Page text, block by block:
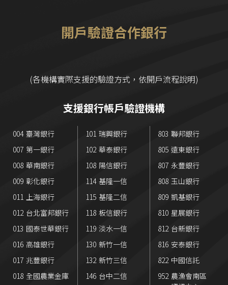
請準備彩色且清晰的中華民國身分證、健保卡，如果
沒有健保卡也可使用駕照或護照，並請確認你提供的
開戶驗證合作銀行
(各機構實際支援的驗證方式，依開戶流程說明)
支援銀行帳戶驗證機構
004 臺灣銀行
007 第一銀行
008 華南銀行
009 彰化銀行
011
上海銀行
012 台北富邦銀行
013 國泰世華銀行
016 高雄銀行
017 兆豐銀行
018 全國農業金庫
101 瑞興銀行
102 華泰銀行
108 陽信銀行
114 基隆一信
115 基隆二信
118 板信銀行
119 淡水一信
130 新竹一信
132 新竹三信
146 台中二信
803 聯邦銀行
805 遠東銀行
807 永豐銀行
808 玉山銀行
809 凱基銀行
810 星展銀行
812 台新銀行
816 安泰銀行
822 中國信託
952 農漁會南區